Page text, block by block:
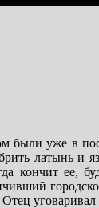
были уже в
лaтынь и
кончит ее,
уговaривaл